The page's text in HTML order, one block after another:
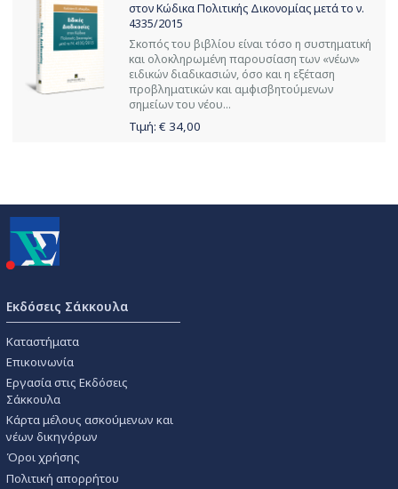
στον Κώδικα Πολιτικής Δικονομίας μετά το ν.
4335/2015
Σκοπός του βιβλίου είναι τόσο η συστηματική
και ολοκληρωμένη παρουσίαση των «νέων»
ειδικών διαδικασιών, όσο και η εξέταση
προβληματικών και αμφισβητούμενων
σημείων του νέου...
Τιμή: € 34,00
Εκδόσεις Σάκκουλα
Καταστήματα
Επικοινωνία
Εργασία στις Εκδόσεις
Σάκκουλα
Κάρτα μέλους ασκούμενων και
νέων δικηγόρων
Όροι χρήσης
Πολιτική απορρήτου